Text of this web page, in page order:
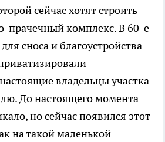
сейчас хотят строить
прачечный комплекс. В 60-е
сноса и благоустройства
владельцы участка
До настоящего момента
но сейчас появился этот
на такой маленькой